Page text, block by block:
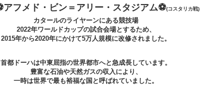
アフメド・ビン＝アリー・スタジアム⚽(コスタリカ戦)
カタールのライヤーンにある競技場
2022年ワールドカップの試合会場とするため、
2015年から2020年にかけて5万人規模に改修されました。
首都ドーハは中東屈指の世界都市へと急成長しています。
豊富な石油や天然ガスの収入により、
一時は世界で最も裕福な国と呼ばれていました。